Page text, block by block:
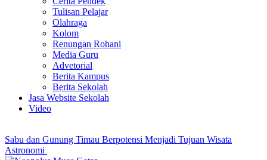
Tulisan Pelajar
Olahraga
Kolom
Renungan Rohani
Media Guru
Advetorial
Berita Kampus
Berita Sekolah
Jasa Website Sekolah
Video
Sabu dan Gunung Timau Berpotensi Menjadi Tujuan Wisata
Astronomi